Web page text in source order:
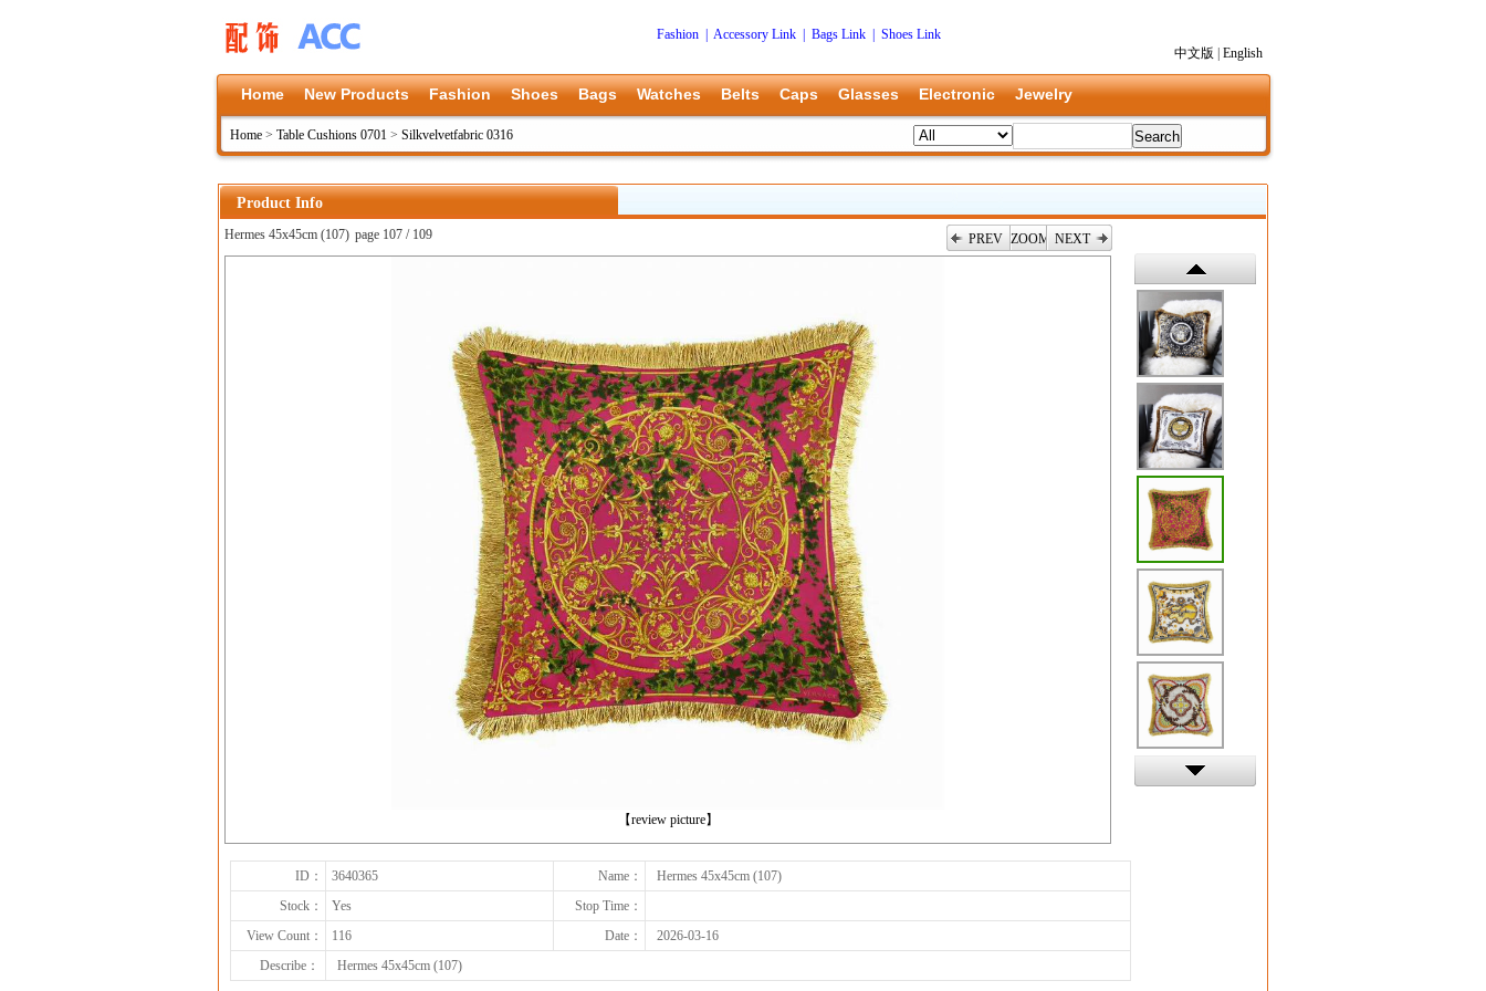
Fashion Accessory Link Bags Link
Shoes Link
中文版
English
Home New Products Fashion Shoes Bags Watches Belts Caps Glasses Electronic Jewelry
Home > Table Cushions 0701 > Silkvelvetfabric 0316
Product Info
Hermes 45x45cm (107) page 107 / 109 PREV ZOOM NEXT
【review picture】
ID： 3640365 Name：
Hermes 45x45cm (107)
Stock：
Yes
Stop Time：
View Count：
116 Date：
2026-03-16
Describe：
Hermes 45x45cm (107)